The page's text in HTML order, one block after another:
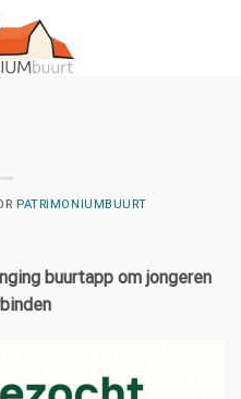
PATRIMONIUMBUURT
buurtapp om jongeren